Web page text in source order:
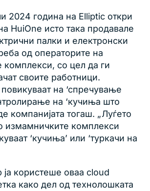
2024 година на Elliptic откри
HuiOne исто така продавале
палки и електронски
од операторите на
комплекси, со цел да ги
своите работници.
на ‘спречување
на ‘кучиња што
компанијата тогаш. „Луѓето
измамничките комплекси
‘кучиња’ или ‘туркачи на
ја користеше оваа cloud
како дел од технолошката